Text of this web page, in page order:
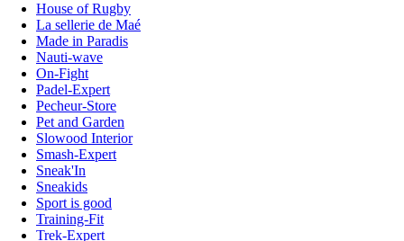
House of Rugby
La sellerie de Maé
Made in Paradis
Nauti-wave
On-Fight
Padel-Expert
Pecheur-Store
Pet and Garden
Slowood Interior
Smash-Expert
Sneak'In
Sneakids
Sport is good
Training-Fit
Trek-Expert